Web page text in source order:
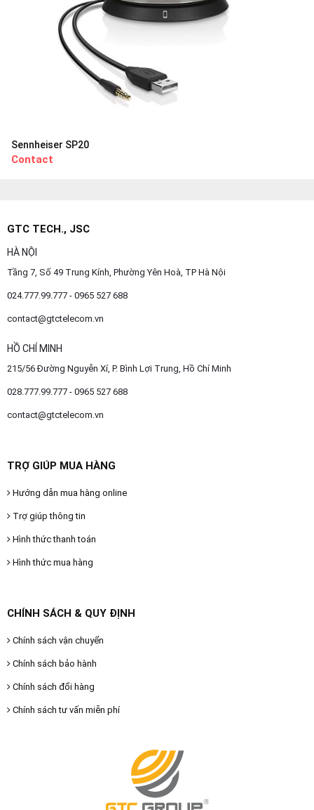
Sennheiser SP20
Contact
GTC TECH., JSC
HÀ NỘI
Tầng 7, Số 49 Trung Kính, Phường Yên Hoà, TP Hà Nội
024.777.99.777 - 0965 527 688
contact@gtctelecom.vn
HỒ CHÍ MINH
215/56 Đường Nguyễn Xí, P. Bình Lợi Trung, Hồ Chí Minh
028.777.99.777 - 0965 527 688
contact@gtctelecom.vn
TRỢ GIÚP MUA HÀNG
Hướng dẫn mua hàng online
Trợ giúp thông tin
Hình thức thanh toán
Hình thức mua hàng
CHÍNH SÁCH & QUY ĐỊNH
Chính sách vận chuyển
Chính sách bảo hành
Chính sách đổi hàng
Chính sách tư vấn miễn phí